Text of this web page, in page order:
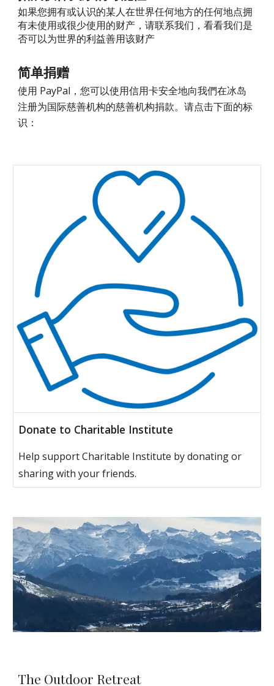
如果您拥有或认识的某人在世界任何地方的任何地点拥
有未使用或很少使用的财产，请联系我们，看看我们是
否可以为世界的利益善用该财产
简单捐赠
使用 PayPal，您可以使用信用卡安全地向我們在冰岛
注册为国际慈善机构的慈善机构捐款。请点击下面的标
识 ：
Donate to Charitable Institute
Help support Charitable Institute by donating or
sharing with your friends.
The Outdoor Retreat